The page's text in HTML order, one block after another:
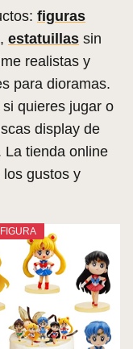
figuras
estatuillas sin
realistas y
para dioramas.
quieres jugar o
display de
La tienda online
gustos y